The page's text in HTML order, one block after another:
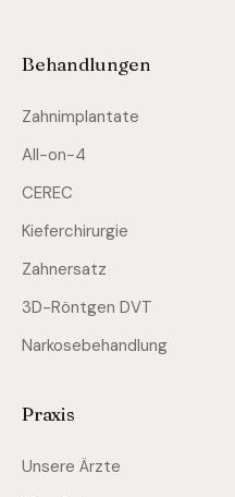
Behandlungen
Zahnimplantate
All-on-4
CEREC
Kieferchirurgie
Zahnersatz
3D-Röntgen DVT
Narkosebehandlung
Praxis
Unsere Ärzte